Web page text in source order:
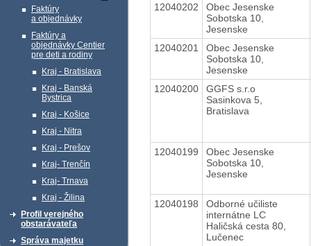
Faktúry
a objednávky
Faktúry a
objednávky Centier
pre deti a rodiny
Kraj - Bratislava
Kraj - Banská
Bystrica
Kraj - Košice
Kraj - Nitra
Kraj - Prešov
Kraj- Trenčín
Kraj- Trnava
Kraj - Žilina
Profil verejného
obstarávateľa
Správa majetku
12040202
Obec Jesenske
Sobotska 10,
Jesenske
12040201
Obec Jesenske
Sobotska 10,
Jesenske
12040200
GGFS s.r.o
Sasinkova 5,
Bratislava
12040199
Obec Jesenske
Sobotska 10,
Jesenske
12040198
Odborné učiliste
internátne LC
Haličská cesta 80,
Lučenec